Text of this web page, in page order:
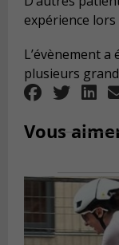
expérience lors
L’évènement a
plusieurs
Vous